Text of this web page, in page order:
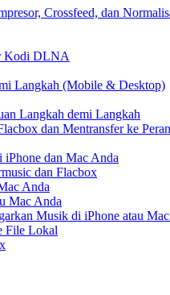
Crossfeed, dan
Kodi DLNA
Langkah (Mobile & Desktop)
Langkah demi Langkah
dan Mentransfer ke
dan Mac Anda
dan Flacbox
Anda
Mac Anda
Musik di iPhone atau
File Lokal